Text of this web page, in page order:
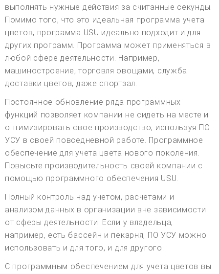
выполнять нужные действия за считанные секунды.
Помимо того, что это идеальная программа учета
цветов, программа USU идеально подходит и для
других программ. Программа может применяться в
любой сфере деятельности. Например,
машиностроение, торговля овощами, служба
доставки цветов, даже спортзал.
Постоянное обновление ряда программных
функций позволяет компании не сидеть на месте и
оптимизировать свое производство, используя ПО
УСУ в своей повседневной работе. Программное
обеспечение для учета цвета нового поколения.
Повысьте производительность своей компании с
помощью программного обеспечения USU.
Полный контроль над учетом, расчетами и
анализом данных в организации вне зависимости
от сферы деятельности. Если у владельца,
например, есть бассейн и пекарня, ПО УСУ можно
использовать и для того, и для другого.
С программным обеспечением для учета цветов вы